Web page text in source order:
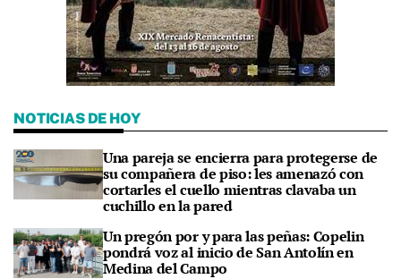
NOTICIAS DE HOY
Una pareja se encierra para protegerse de
su compañera de piso: les amenazó con
cortarles el cuello mientras clavaba un
cuchillo en la pared
Un pregón por y para las peñas: Copelin
pondrá voz al inicio de San Antolín en
Medina del Campo